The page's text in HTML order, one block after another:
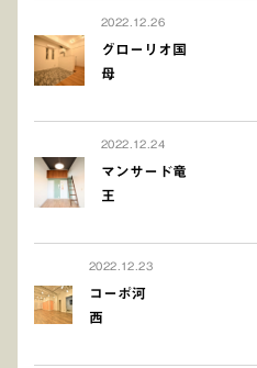
2022.12.26
グローリオ国
母
2022.12.24
マンサード竜
王
2022.12.23
コーポ河
西